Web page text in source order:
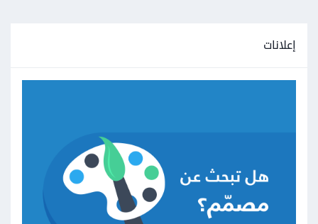
إعلانات